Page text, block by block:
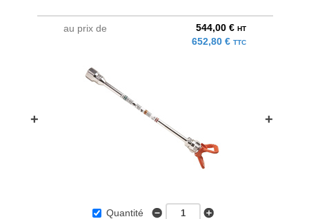
au prix de 544,00 € HT
652,80 € TTC
+
Quantité
+